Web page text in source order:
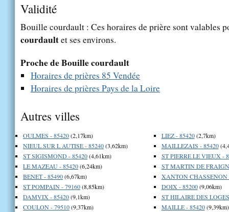
Validité
Bouille courdault : Ces horaires de prière sont valables
courdaultet ses environs.
Proche de Bouille courdault
Horaires de prières 85 Vendée
Horaires de prières Pays de la Loire
Autres villes
OULMES - 85420(2,17km)
NIEUL SUR L AUTISE - 85240(3,62km)
ST SIGISMOND - 85420(4,61km)
LE MAZEAU - 85420(6,24km)
BENET - 85490(6,67km)
ST POMPAIN - 79160(8,85km)
DAMVIX - 85420(9,1km)
COULON - 79510(9,37km)
LIEZ - 85420(2,7km)
MAILLEZAIS - 85420
ST PIERRE LE VIEUX -
ST MARTIN DE
XANTON CHASSENON
DOIX - 85200(9,06km)
ST HILAIRE DES
MAILLE - 85420(9,39km)